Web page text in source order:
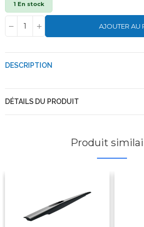
1 En stock
AJOUTER AU
DESCRIPTION
DÉTAILS DU PRODUIT
Produit